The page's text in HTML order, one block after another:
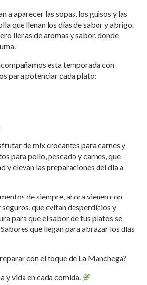
a aparecer las sopas, los guisos y las
que llenan los días de sabor y abrigo.
llenas de aromas y sabor, donde
esta temporada con
para potenciar cada plato:
de mix crocantes para carnes y
para pollo, pescado y carnes, que
y elevan las preparaciones del día a
de siempre, ahora vienen con
que evitan desperdicios y
para que el sabor de tus platos se
que llegan para abrazar los días
con el toque de La Manchega?
y vida en cada comida.